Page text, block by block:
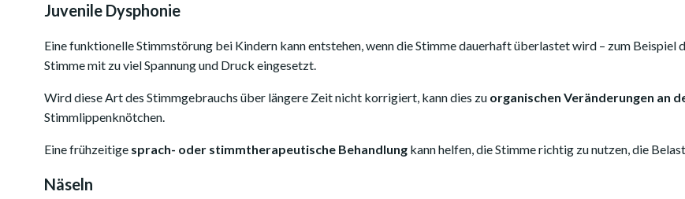
Juvenile Dysphonie
Eine funktionelle Stimmstörung bei Kindern kann entstehen, wenn die Stimme dauerhaft überlastet wird – zum Beispiel
Stimme mit zu viel Spannung und Druck eingesetzt.
Wird diese Art des Stimmgebrauchs über längere Zeit nicht korrigiert, kann dies zu organischen Veränderungen an
Stimmlippenknötchen.
Eine frühzeitige sprach- oder stimmtherapeutische Behandlung kann helfen, die Stimme richtig zu nutzen, die
Näseln